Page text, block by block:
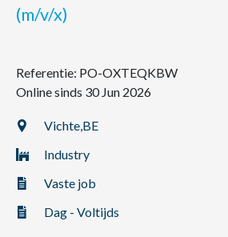
My AGO
NL FR EN
(m/v/x)
Referentie: PO-OXTEQKBW
Online sinds 30 Jun 2026
Vichte,BE
Industry
Vaste job
Dag - Voltijds